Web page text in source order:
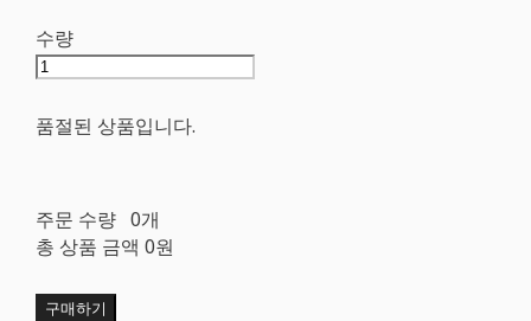
수량
품절된 상품입니다.
주문 수량 0개
총 상품 금액 0원
구매하기